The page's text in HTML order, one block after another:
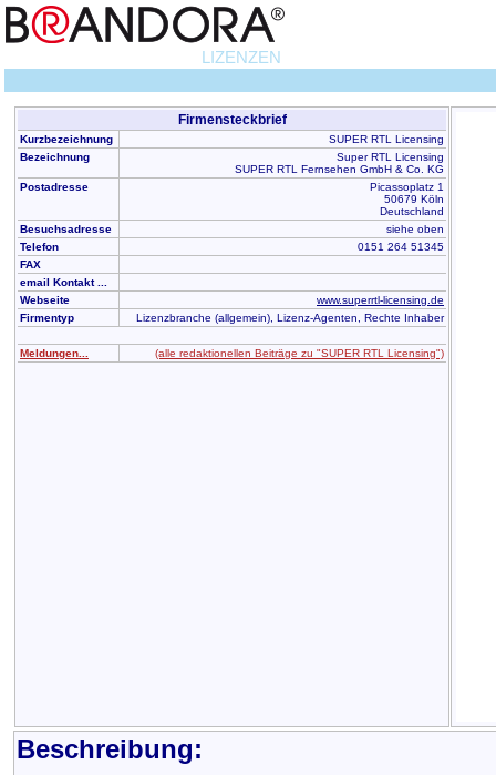
LIZENZEN
Firmensteckbrief
Kurzbezeichnung
SUPER RTL Licensing
Bezeichnung
Super RTL Licensing
SUPER RTL Fernsehen GmbH & Co. KG
Postadresse
Picassoplatz 1
50679 Köln
Deutschland
Besuchsadresse
siehe oben
Telefon
0151 264 51345
FAX
email Kontakt ...
Webseite
www.superrtl-licensing.de
Firmentyp
Lizenzbranche (allgemein), Lizenz-Agenten, Rechte Inhaber
Meldungen... (alle redaktionellen Beiträge zu "SUPER RTL Licensing")
Beschreibung: